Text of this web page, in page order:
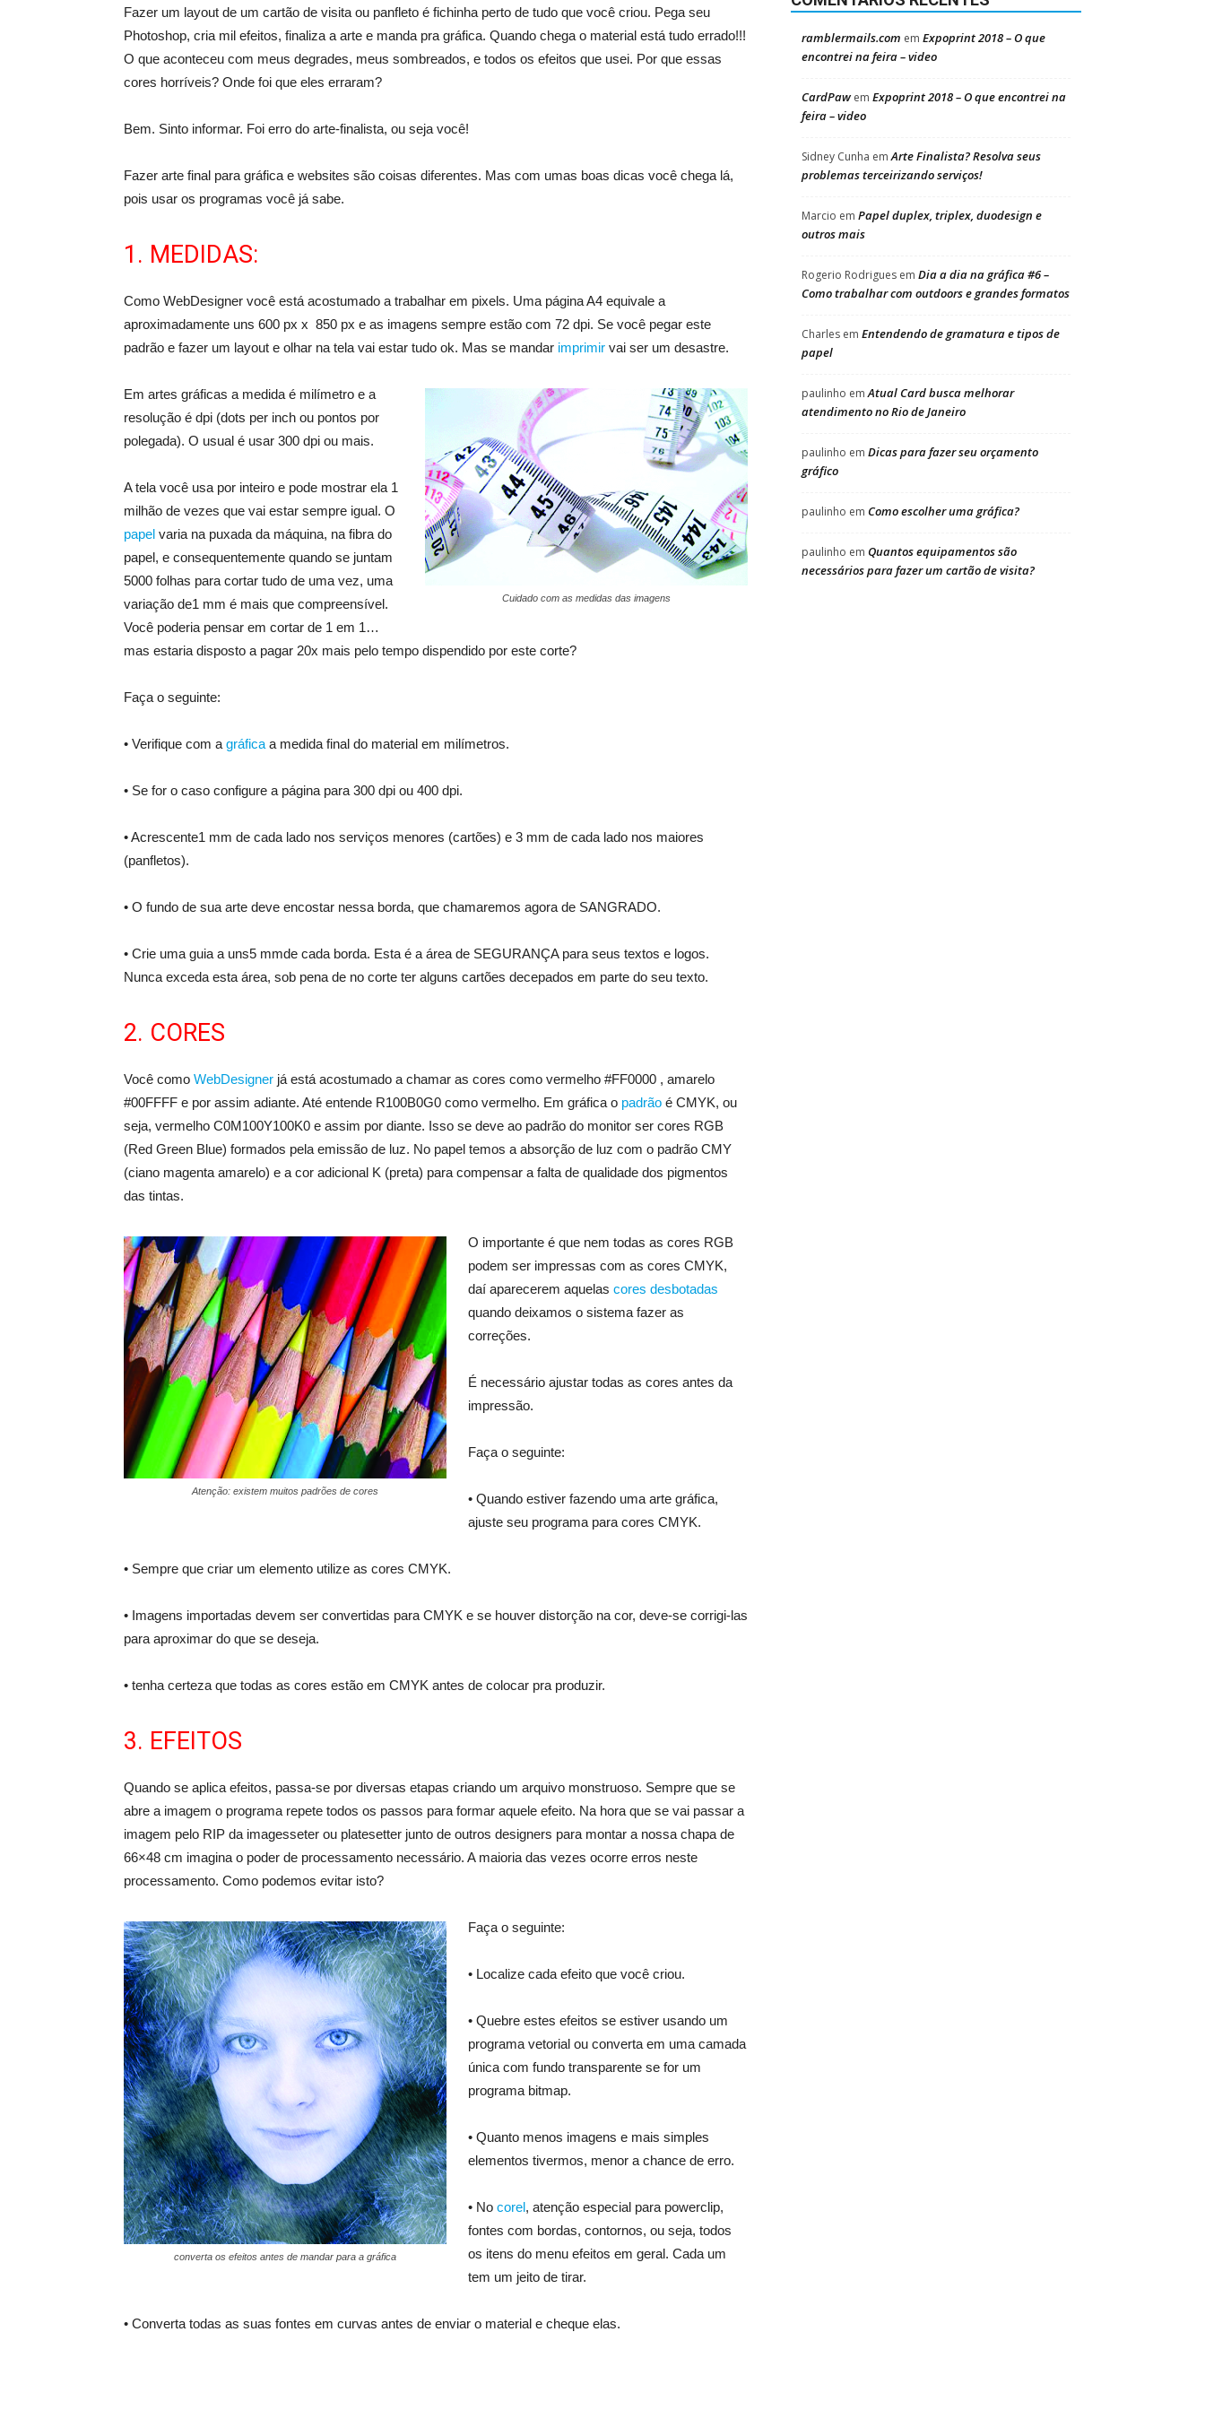
Fazer um layout de um cartão de visita ou panfleto é fichinha perto de tudo que você criou. Pega seu
Photoshop, cria mil efeitos, finaliza a arte e manda pra gráfica. Quando chega o material está tudo errado!!!
O que aconteceu com meus degrades, meus sombreados, e todos os efeitos que usei. Por que essas
cores horríveis? Onde foi que eles erraram?
Bem. Sinto informar. Foi erro do arte-finalista, ou seja você!
Fazer arte final para gráfica e websites são coisas diferentes. Mas com umas boas dicas você chega lá,
pois usar os programas você já sabe.
1. MEDIDAS:
Como WebDesigner você está acostumado a trabalhar em pixels. Uma página A4 equivale a
aproximadamente uns 600 px x 850 px e as imagens sempre estão com 72 dpi. Se você pegar este
padrão e fazer um layout e olhar na tela vai estar tudo ok. Mas se mandar imprimir vai ser um desastre.
Cuidado com as medidas das imagens
Em artes gráficas a medida é milímetro e a
resolução é dpi (dots per inch ou pontos por
polegada). O usual é usar 300 dpi ou mais.
A tela você usa por inteiro e pode mostrar ela 1
milhão de vezes que vai estar sempre igual. O
papel varia na puxada da máquina, na fibra do
papel, e consequentemente quando se juntam
5000 folhas para cortar tudo de uma vez, uma
variação de1 mm é mais que compreensível.
Você poderia pensar em cortar de 1 em 1…
mas estaria disposto a pagar 20x mais pelo tempo dispendido por este corte?
Faça o seguinte:
• Verifique com a gráfica a medida final do material em milímetros.
• Se for o caso configure a página para 300 dpi ou 400 dpi.
• Acrescente1 mm de cada lado nos serviços menores (cartões) e 3 mm de cada lado nos maiores
(panfletos).
• O fundo de sua arte deve encostar nessa borda, que chamaremos agora de SANGRADO.
• Crie uma guia a uns5 mmde cada borda. Esta é a área de SEGURANÇA para seus textos e logos.
Nunca exceda esta área, sob pena de no corte ter alguns cartões decepados em parte do seu texto.
2. CORES
Você como WebDesigner já está acostumado a chamar as cores como vermelho #FF0000 , amarelo
#00FFFF e por assim adiante. Até entende R100B0G0 como vermelho. Em gráfica o padrão é CMYK, ou
seja, vermelho C0M100Y100K0 e assim por diante. Isso se deve ao padrão do monitor ser cores RGB
(Red Green Blue) formados pela emissão de luz. No papel temos a absorção de luz com o padrão CMY
(ciano magenta amarelo) e a cor adicional K (preta) para compensar a falta de qualidade dos pigmentos
das tintas.
Atenção: existem muitos padrões de cores
O importante é que nem todas as cores RGB
podem ser impressas com as cores CMYK,
daí aparecerem aquelas cores desbotadas
quando deixamos o sistema fazer as
correções.
É necessário ajustar todas as cores antes da
impressão.
Faça o seguinte:
• Quando estiver fazendo uma arte gráfica,
ajuste seu programa para cores CMYK.
• Sempre que criar um elemento utilize as cores CMYK.
• Imagens importadas devem ser convertidas para CMYK e se houver distorção na cor, deve-se corrigi-las
para aproximar do que se deseja.
• tenha certeza que todas as cores estão em CMYK antes de colocar pra produzir.
3. EFEITOS
Quando se aplica efeitos, passa-se por diversas etapas criando um arquivo monstruoso. Sempre que se
abre a imagem o programa repete todos os passos para formar aquele efeito. Na hora que se vai passar a
imagem pelo RIP da imagesseter ou platesetter junto de outros designers para montar a nossa chapa de
66×48 cm imagina o poder de processamento necessário. A maioria das vezes ocorre erros neste
processamento. Como podemos evitar isto?
converta os efeitos antes de mandar para a gráfica
Faça o seguinte:
• Localize cada efeito que você criou.
• Quebre estes efeitos se estiver usando um
programa vetorial ou converta em uma camada
única com fundo transparente se for um
programa bitmap.
• Quanto menos imagens e mais simples
elementos tivermos, menor a chance de erro.
• No corel, atenção especial para powerclip,
fontes com bordas, contornos, ou seja, todos
os itens do menu efeitos em geral. Cada um
tem um jeito de tirar.
• Converta todas as suas fontes em curvas antes de enviar o material e cheque elas.
ramblermails.com em Expoprint 2018 – O que
encontrei na feira – video
CardPawem Expoprint 2018 – O que encontrei na
feira – video
Sidney Cunha emArte Finalista? Resolva seus
problemas terceirizando serviços!
Marcio em Papel duplex, triplex, duodesign e
outros mais
Rogerio Rodrigues em Dia a dia na gráfica #6 –
Como trabalhar com outdoors e grandes formatos
Charles em Entendendo de gramatura e tipos de
papel
paulinho emAtual Card busca melhorar
atendimento no Rio de Janeiro
paulinho em Dicas para fazer seu orçamento
gráfico
paulinho em Como escolher uma gráfica?
paulinho em Quantos equipamentos são
necessários para fazer um cartão de visita?